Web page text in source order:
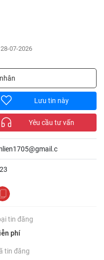
07-2026
Lưu tin này
Yêu cầu tư vấn
tin đăng
phí
tin đăng